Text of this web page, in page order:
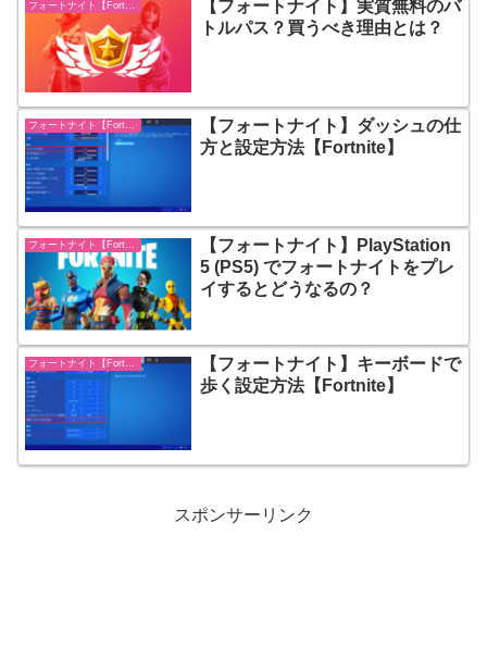
フォートナイト【Fortnite】
【フォートナイト】実質無料のバ
トルパス？買うべき理由とは？
フォートナイト【Fortnite】
【フォートナイト】ダッシュの仕
方と設定方法【Fortnite】
【フォートナイト】PlayStation
5 (PS5) でフォートナイトをプレ
イするとどうなるの？
フォートナイト【Fortnite】
【フォートナイト】キーボードで
歩く設定方法【Fortnite】
スポンサーリンク